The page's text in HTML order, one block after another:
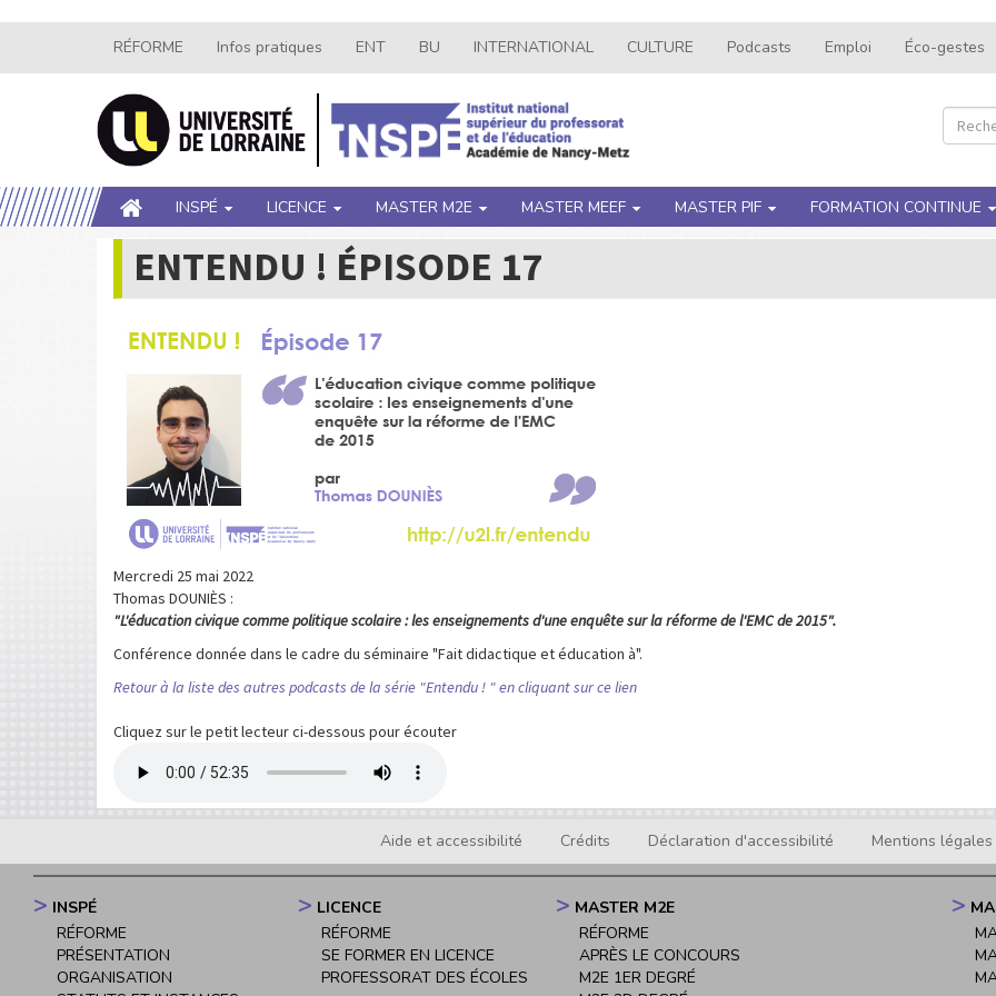
contenu
Navigation
secondaire
RÉFORME Infos pratiques ENT BU INTERNATIONAL CULTURE Podcasts Emploi Éco-gestes
Main
navigation
INSPÉ LICENCE MASTER M2E MASTER MEEF MASTER PIF FORMATION CONTINUE
ENTENDU ! ÉPISODE 17
Mercredi 25 mai 2022
Thomas DOUNIÈS :
"L'éducation civique comme politique scolaire : les enseignements d'une enquête sur la réforme de l'EMC de 2015".
Conférence donnée dans le cadre du séminaire "Fait didactique et éducation à".
Retour à la liste des autres podcasts de la série "Entendu ! " en cliquant sur ce lien
Cliquez sur le petit lecteur ci-dessous pour écouter
Footer
menu
Aide et accessibilité Crédits Déclaration d'accessibilité Mentions légales
Navigation
principale
INSPÉ
RÉFORME
PRÉSENTATION
ORGANISATION
LICENCE
RÉFORME
SE FORMER EN LICENCE
PROFESSORAT DES ÉCOLES
MASTER M2E
RÉFORME
APRÈS LE CONCOURS
M2E 1ER DEGRÉ